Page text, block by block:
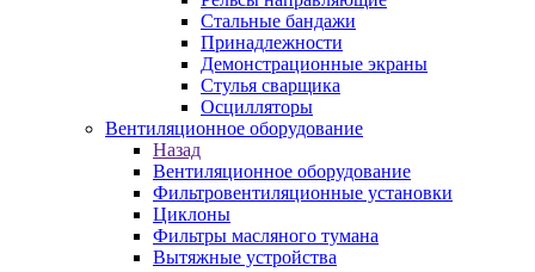
Стальные бандажи
Принадлежности
Демонстрационные экраны
Стулья сварщика
Осцилляторы
Вентиляционное оборудование
Назад
Вентиляционное оборудование
Фильтровентиляционные установки
Циклоны
Фильтры масляного тумана
Вытяжные устройства